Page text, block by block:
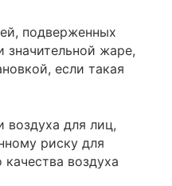
подверженных
значительной жаре,
если такая
воздуха для лиц,
риску для
воздуха